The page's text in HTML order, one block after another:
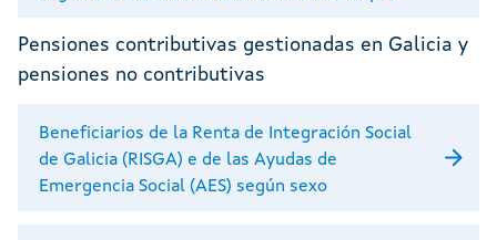
Pensiones contributivas gestionadas en Galicia y
pensiones no contributivas
Beneficiarios de la Renta de Integración Social
de Galicia (RISGA) e de las Ayudas de
Emergencia Social (AES) según sexo